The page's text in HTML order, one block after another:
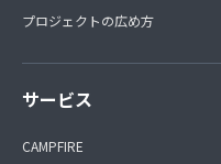
プロジェクトの広め方
サービス
CAMPFIRE